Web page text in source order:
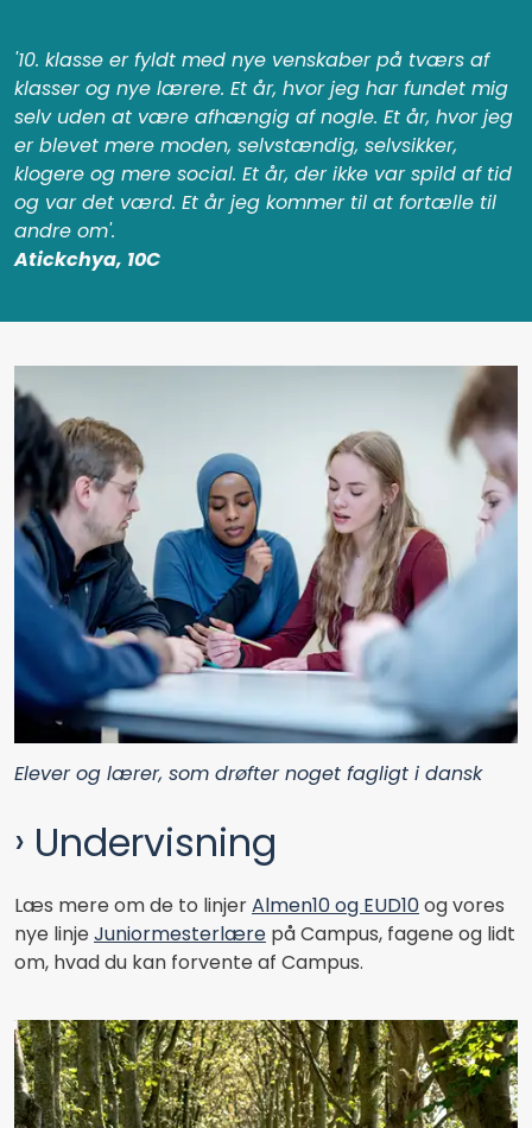
'10. klasse er fyldt med nye venskaber på tværs af
klasser og nye lærere. Et år, hvor jeg har fundet mig
selv uden at være afhængig af nogle. Et år, hvor jeg
er blevet mere moden, selvstændig, selvsikker,
klogere og mere social. Et år, der ikke var spild af tid
og var det værd. Et år jeg kommer til at fortælle til
andre om'.
Atickchya, 10C
Elever og lærer, som drøfter noget fagligt i dansk
Undervisning
Læs mere om de to linjerAlmen10 og EUD10og vores
nye linje Juniormesterlære på Campus, fagene og lidt
om, hvad du kan forvente af Campus.